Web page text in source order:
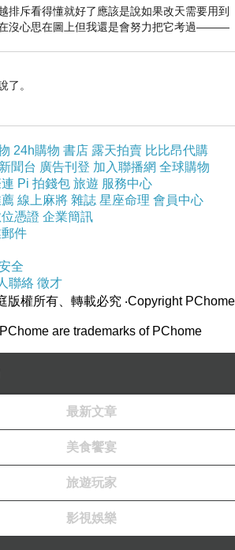
排斥看得懂就好了應該是說如果改天需要用到
沒心思在圖上但我還是會努力把它考過———
了。
24h購物 書店 露天拍賣 比比昂代購
聞台 廣告刊登 加入聯播網 全球購物
Pi 拍錢包 旅遊 服務中心
線上麻將 雜誌 星座命理 會員中心
憑證 企業簡訊
件
全
聯絡 徵才
版權所有、轉載必究 ‧Copyright PChome
are trademarks of PChome
最新文章
美食饗宴
旅遊玩家
影視娛樂